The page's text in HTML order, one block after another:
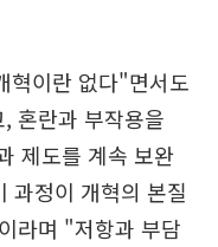
혁이란 없다"면서도
혼란과 부작용을
제도를 계속 보완
과정이 개혁의 본질
라며 "저항과 부담